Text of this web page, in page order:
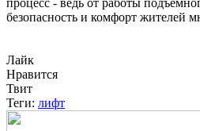
процесс - ведь от работы
безопасность и комфорт жителей
Лайк
Нравится
Твит
Теги: лифт